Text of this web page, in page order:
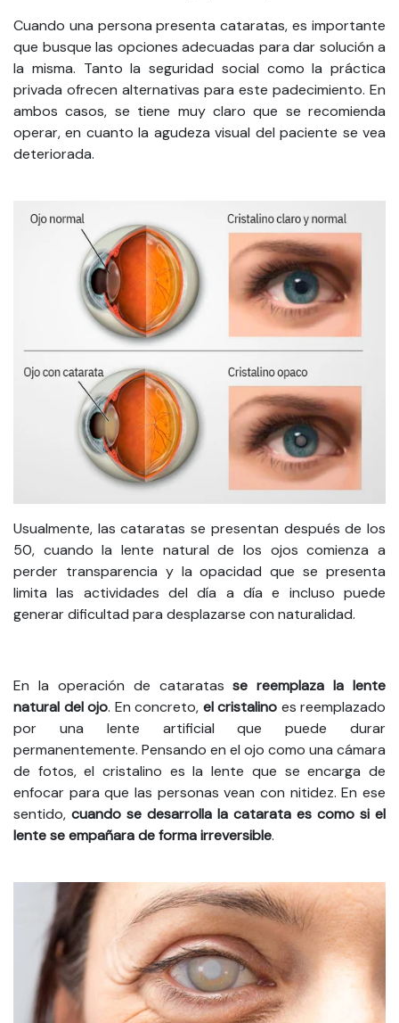
Cuando una persona presenta cataratas, es importante
que busque las opciones adecuadas para dar solución a
la misma. Tanto la seguridad social como la práctica
privada ofrecen alternativas para este padecimiento. En
ambos casos, se tiene muy claro que se recomienda
operar, en cuanto la agudeza visual del paciente se vea
deteriorada.
Usualmente, las cataratas se presentan después de los
50, cuando la lente natural de los ojos comienza a
perder transparencia y la opacidad que se presenta
limita las actividades del día a día e incluso puede
generar dificultad para desplazarse con naturalidad.
En la operación de cataratasse reemplaza la lente
natural del ojo. En concreto, el cristalino es reemplazado
por una lente artificial que puede durar
permanentemente. Pensando en el ojo como una cámara
de fotos, el cristalino es la lente que se encarga de
enfocar para que las personas vean con nitidez. En ese
sentido, cuando se desarrolla la catarata es como si el
lente se empañara de forma irreversible.